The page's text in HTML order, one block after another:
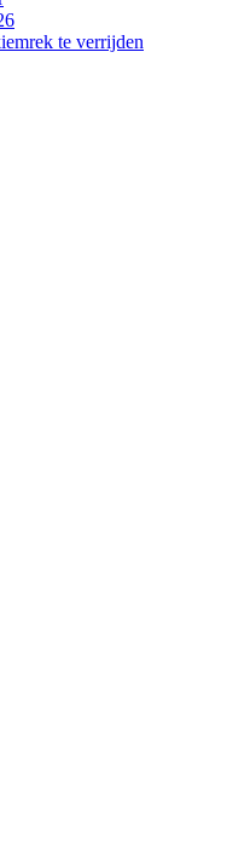
te verrijden